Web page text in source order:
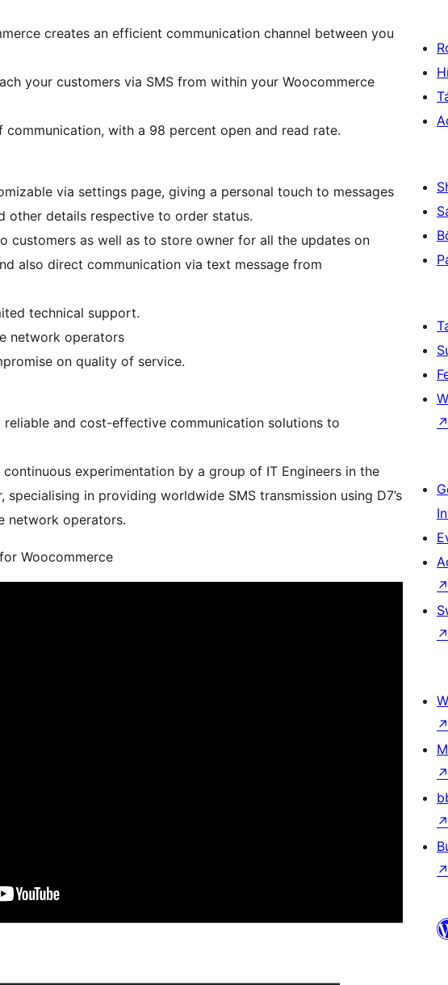
creates an efficient communication channel between you
your customers via SMS from within your Woocommerce
with a 98 percent open and read rate.
via settings page, giving a personal touch to messages
other details respective to order status.
customers as well as to store owner for all the updates on
also direct communication via text message from
technical support.
network operators
on quality of service.
and cost-effective communication solutions to
experimentation by a group of IT Engineers in the
in providing worldwide SMS transmission using D7’s
network operators.
Woocommerce
↗
↗
↗
↗
↗
↗
↗